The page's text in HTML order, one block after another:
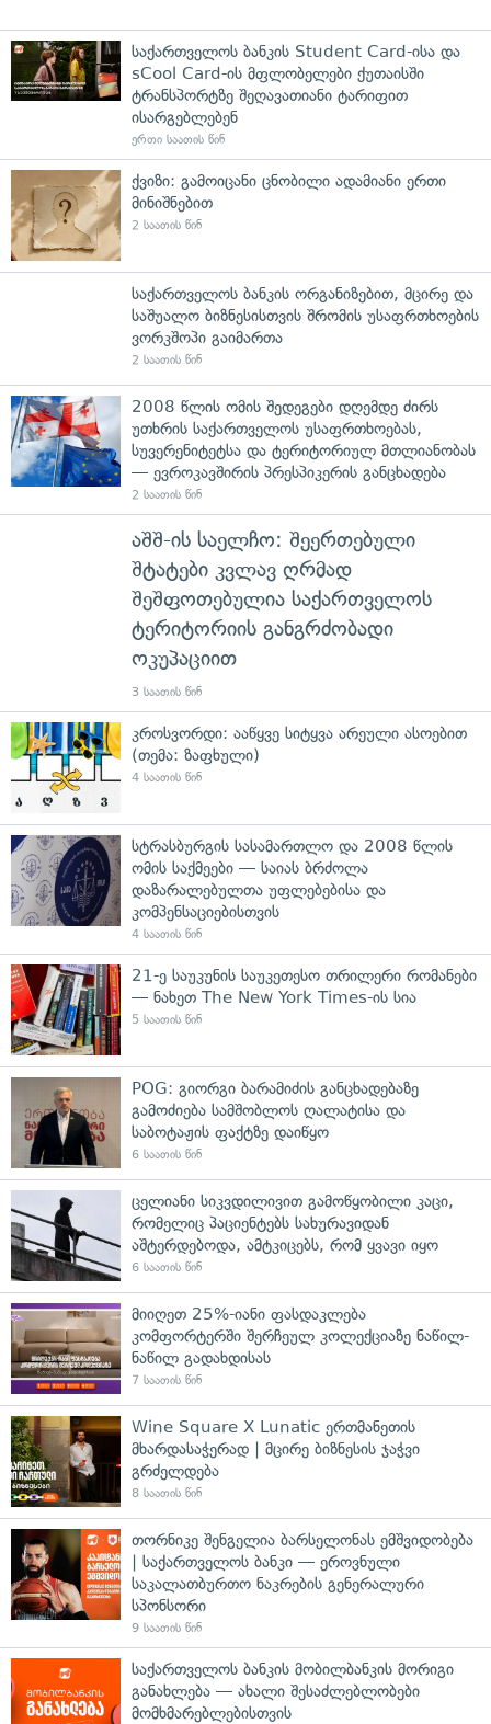
საქართველოს ბანკის Student Card-ისა და
sCool Card-ის მფლობელები ქუთაისში
ტრანსპორტზე შეღავათიანი ტარიფით
ისარგებლებენ
ერთი საათის წინ
ქვიზი: გამოიცანი ცნობილი ადამიანი ერთი
მინიშნებით
2 საათის წინ
საქართველოს ბანკის ორგანიზებით, მცირე და
საშუალო ბიზნესისთვის შრომის უსაფრთხოების
ვორკშოპი გაიმართა
2 საათის წინ
2008 წლის ომის შედეგები დღემდე ძირს
უთხრის საქართველოს უსაფრთხოებას,
სუვერენიტეტსა და ტერიტორიულ მთლიანობას
— ევროკავშირის პრესპიკერის განცხადება
2 საათის წინ
აშშ-ის საელჩო: შეერთებული
შტატები კვლავ ღრმად
შეშფოთებულია საქართველოს
ტერიტორიის განგრძობადი
ოკუპაციით
3 საათის წინ
კროსვორდი: ააწყვე სიტყვა არეული ასოებით
(თემა: ზაფხული)
4 საათის წინ
სტრასბურგის სასამართლო და 2008 წლის
ომის საქმეები — საიას ბრძოლა
დაზარალებულთა უფლებებისა და
კომპენსაციებისთვის
4 საათის წინ
21-ე საუკუნის საუკეთესო თრილერი რომანები
— ნახეთ The New York Times-ის სია
5 საათის წინ
POG: გიორგი ბარამიძის განცხადებაზე
გამოძიება სამშობლოს ღალატისა და
საბოტაჟის ფაქტზე დაიწყო
6 საათის წინ
ცელიანი სიკვდილივით გამოწყობილი კაცი,
რომელიც პაციენტებს სახურავიდან
აშტერდებოდა, ამტკიცებს, რომ ყვავი იყო
6 საათის წინ
მიიღეთ 25%-იანი ფასდაკლება
კომფორტერში შერჩეულ კოლექციაზე ნაწილ-
ნაწილ გადახდისას
7 საათის წინ
Wine Square X Lunatic ერთმანეთის
მხარდასაჭერად | მცირე ბიზნესის ჯაჭვი
გრძელდება
8 საათის წინ
თორნიკე შენგელია ბარსელონას ემშვიდობება
| საქართველოს ბანკი — ეროვნული
საკალათბურთო ნაკრების გენერალური
სპონსორი
9 საათის წინ
საქართველოს ბანკის მობილბანკის მორიგი
განახლება — ახალი შესაძლებლობები
მომხმარებლებისთვის